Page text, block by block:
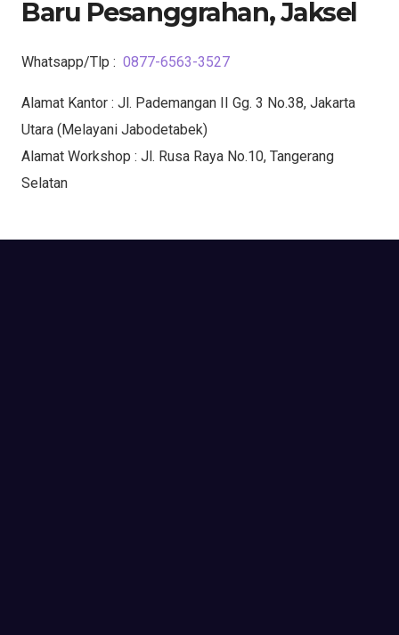
Baru Pesanggrahan, Jaksel
Whatsapp/Tlp : 0877-6563-3527
Alamat Kantor : Jl. Pademangan II Gg. 3 No.38, Jakarta
Utara (Melayani Jabodetabek)
Alamat Workshop : Jl. Rusa Raya No.10, Tangerang
Selatan